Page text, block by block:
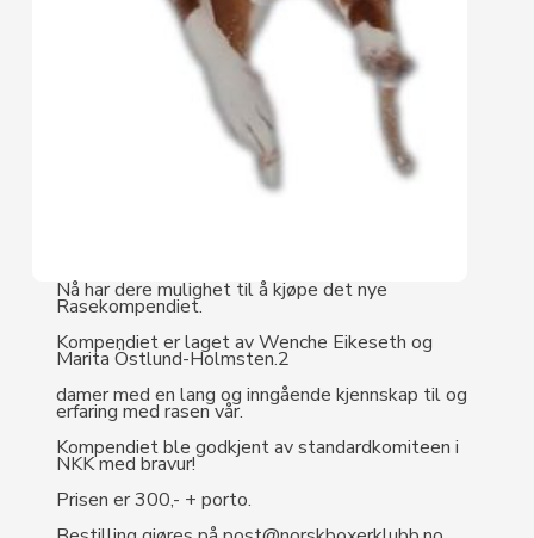
Nå har dere mulighet til å kjøpe det nye
Rasekompendiet.
Kompendiet er laget av Wenche Eikeseth og
Marita Östlund-Holmsten.2
damer med en lang og inngåendekjennskap til og
erfaring med rasen vår.
Kompendiet ble godkjent av standardkomiteen i
NKK med bravur!
Prisen er 300,- + porto.